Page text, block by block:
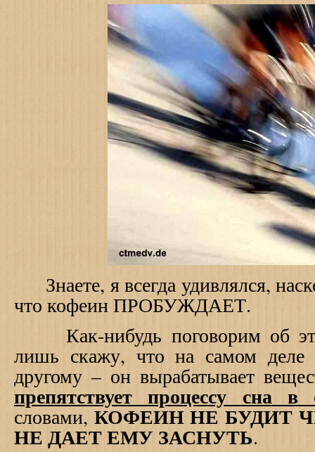
Знаете, я всегда удивлялся,
что кофеин ПРОБУЖДАЕТ.
Как-нибудь поговорим об
лишь скажу, что на самом деле
другому – он вырабатывает
препятствует процессу сна в
словами, КОФЕИН НЕ БУДИТ
НЕ ДАЕТ ЕМУ ЗАСНУТЬ.